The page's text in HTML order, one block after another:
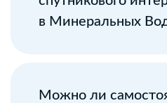
в Минеральных
Можно ли